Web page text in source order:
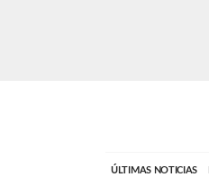
ÚLTIMAS NOTICIAS